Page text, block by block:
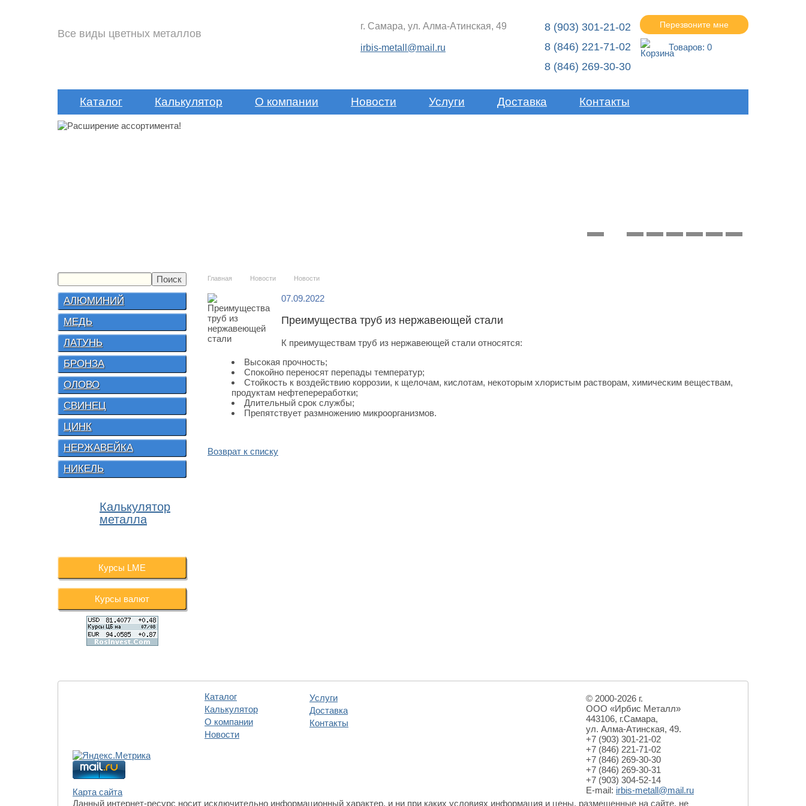
Все виды цветных металлов
г. Самара, ул. Алма-Атинская, 49
irbis-metall@mail.ru
8 (903) 301-21-02
8 (846) 221-71-02
8 (846) 269-30-30
Перезвоните мне
Товаров: 0
Каталог Калькулятор О компании Новости Услуги Доставка Контакты
АЛЮМИНИЙ
МЕДЬ
ЛАТУНЬ
БРОНЗА
ОЛОВО
СВИНЕЦ
ЦИНК
НЕРЖАВЕЙКА
НИКЕЛЬ
Калькулятор
металла
Курсы LME
Курсы валют
Главная Новости Новости
07.09.2022
Преимущества труб из нержавеющей стали
К преимуществам труб из нержавеющей стали относятся:
Высокая прочность;
Спокойно переносят перепады температур;
Стойкость к воздействию коррозии, к щелочам, кислотам, некоторым хлористым растворам, химическим веществам,
продуктам нефтепереработки;
Длительный срок службы;
Препятствует размножению микроорганизмов.
Возврат к списку
Карта сайта
Каталог
Калькулятор
О компании
Новости
Услуги
Доставка
Контакты
© 2000-2026 г.
ООО «Ирбис Металл»
443106, г.Самара,
ул. Алма-Атинская, 49.
+7 (903) 301-21-02
+7 (846) 221-71-02
+7 (846) 269-30-30
+7 (846) 269-30-31
+7 (903) 304-52-14
E-mail: irbis-metall@mail.ru
Данный интернет-ресурс носит исключительно информационный характер, и ни при каких условиях информация и цены, размещенные на сайте, не